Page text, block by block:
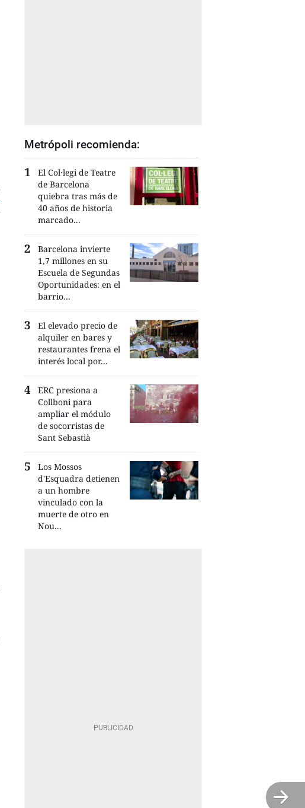
Metrópoli recomienda:
El Col·legi de Teatre
de Barcelona
quiebra tras más de
40 años de historia
marcado...
Barcelona invierte
1,7 millones en su
Escuela de Segundas
Oportunidades: en el
barrio...
El elevado precio de
alquiler en bares y
restaurantes frena el
interés local por...
ERC presiona a
Collboni para
ampliar el módulo
de socorristas de
Sant Sebastià
Los Mossos
d'Esquadra detienen
a un hombre
vinculado con la
muerte de otro en
Nou...